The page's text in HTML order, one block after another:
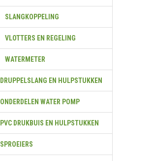
SLANGKOPPELING
VLOTTERS EN REGELING
WATERMETER
DRUPPELSLANG EN HULPSTUKKEN
ONDERDELEN WATER POMP
PVC DRUKBUIS EN HULPSTUKKEN
SPROEIERS